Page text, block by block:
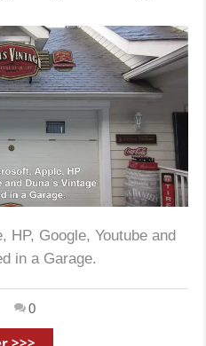
HP, Google, Youtube and
in a Garage.
0